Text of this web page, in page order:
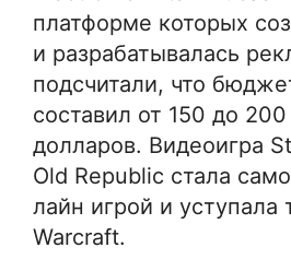
платформе которых
и разрабатывалась
подсчитали, что
составил от 150 до
долларов. Видеоигра
Old Republic стала
лайн игрой и уступала
Warcraft.